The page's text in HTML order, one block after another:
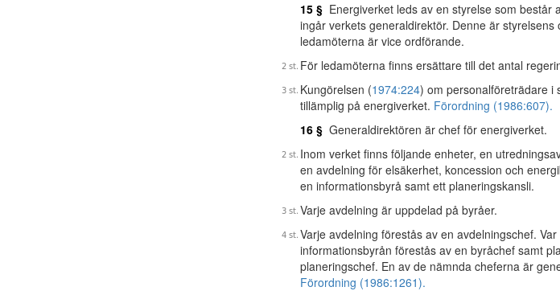
15 § Energiverket leds av en styrelse som består
ingår verkets generaldirektör. Denne är
ledamöterna är vice ordförande.
För ledamöterna finns ersättare till det antal
Kungörelsen (1974:224) om personalföreträdare i
tillämplig på energiverket. Förordning (1986:607).
16 § Generaldirektören är chef för energiverket.
Inom verket finns följande enheter, en
en avdelning för elsäkerhet, koncession och
en informationsbyrå samt ett planeringskansli.
Varje avdelning är uppdelad på byråer.
Varje avdelning förestås av en avdelningschef.
informationsbyrån förestås av en byråchef samt
planeringschef. En av de nämnda cheferna är
Förordning (1986:1261).